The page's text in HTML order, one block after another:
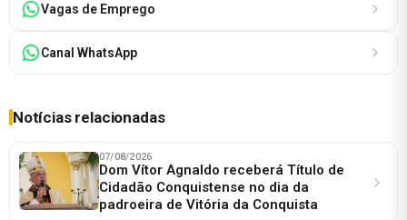
Vagas de Emprego
Canal WhatsApp
Notícias relacionadas
07/08/2026
Dom Vítor Agnaldo receberá Título de
Cidadão Conquistense no dia da
padroeira de Vitória da Conquista